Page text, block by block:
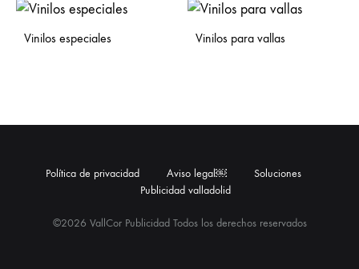
Vinilos especiales Vinilos para vallas
©2026 VallCor Publicidad Todos los derechos reservados
Política de privacidad Aviso legal￼
Soluciones
Publicidad valladolid